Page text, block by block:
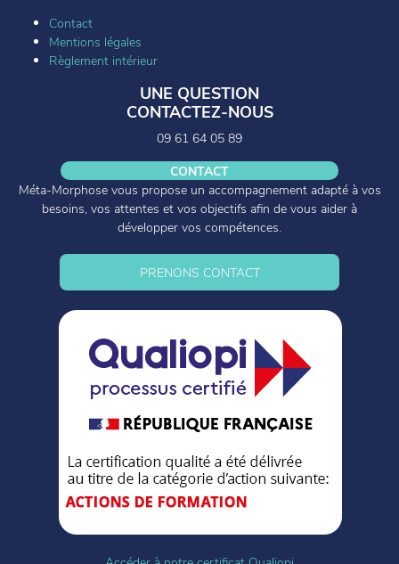
Contact
Mentions légales
Règlement intérieur
UNE QUESTION
CONTACTEZ-NOUS
09 61 64 05 89
CONTACT
Méta-Morphose vous propose un accompagnement adapté à vos
besoins, vos attentes et vos objectifs afin de vous aider à
développer vos compétences.
PRENONS CONTACT